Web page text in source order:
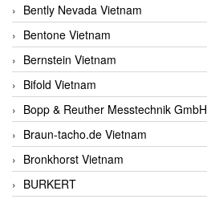
Bently Nevada Vietnam
Bentone Vietnam
Bernstein Vietnam
Bifold Vietnam
Bopp & Reuther Messtechnik GmbH
Braun-tacho.de Vietnam
Bronkhorst Vietnam
BURKERT